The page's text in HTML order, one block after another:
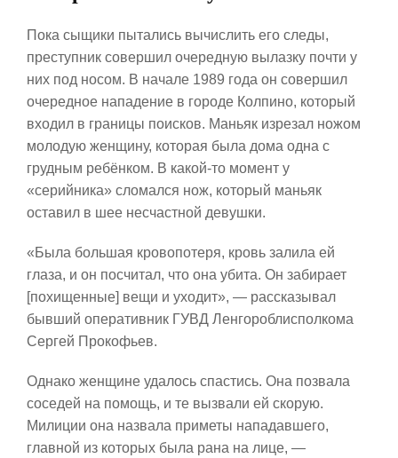
Пока сыщики пытались вычислить его следы,
преступник совершил очередную вылазку почти у
них под носом. В начале 1989 года он совершил
очередное нападение в городе Колпино, который
входил в границы поисков. Маньяк изрезал ножом
молодую женщину, которая была дома одна с
грудным ребёнком. В какой-то момент у
«серийника» сломался нож, который маньяк
оставил в шее несчастной девушки.
«Была большая кровопотеря, кровь залила ей
глаза, и он посчитал, что она убита. Он забирает
[похищенные] вещи и уходит», — рассказывал
бывший оперативник ГУВД Ленгороблисполкома
Сергей Прокофьев.
Однако женщине удалось спастись. Она позвала
соседей на помощь, и те вызвали ей скорую.
Милиции она назвала приметы нападавшего,
главной из которых была рана на лице, —